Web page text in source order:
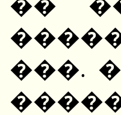
��
���.